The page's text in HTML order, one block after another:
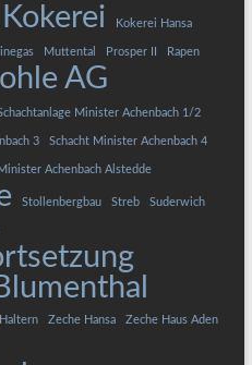
Kokerei Kokerei Hansa
Muttental Prosper II Rapen
AG
Minister Achenbach 1/2
3 Schacht Minister Achenbach 4
Achenbach Alstedde
Stollenbergbau Streb Suderwich
Zeche Hansa Zeche Haus Aden